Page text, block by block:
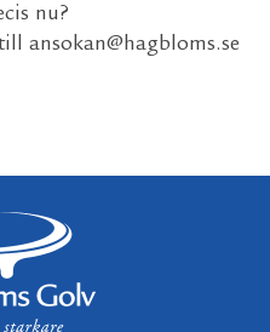
nu?
ansokan@hagbloms.se